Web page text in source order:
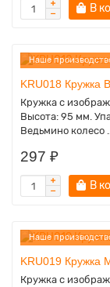
В
Наше
KRU018 Кружка
Кружка с
Высота: 95 мм.
Ведьмино колесо
297 ₽
В
Наше
KRU019 Кружка
Кружка с